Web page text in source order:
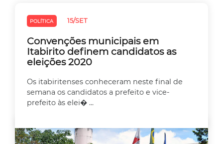
POLÍTICA 15/SET
Convenções municipais em
Itabirito definem candidatos as
eleições 2020
Os itabiritenses conheceram neste final de
semana os candidatos a prefeito e vice-
prefeito às elei� ...